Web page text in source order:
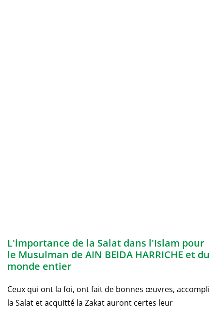
L'importance de la Salat dans l'Islam pour
le Musulman de AIN BEIDA HARRICHE et du
monde entier
Ceux qui ont la foi, ont fait de bonnes œuvres, accompli
la Salat et acquitté la Zakat auront certes leur